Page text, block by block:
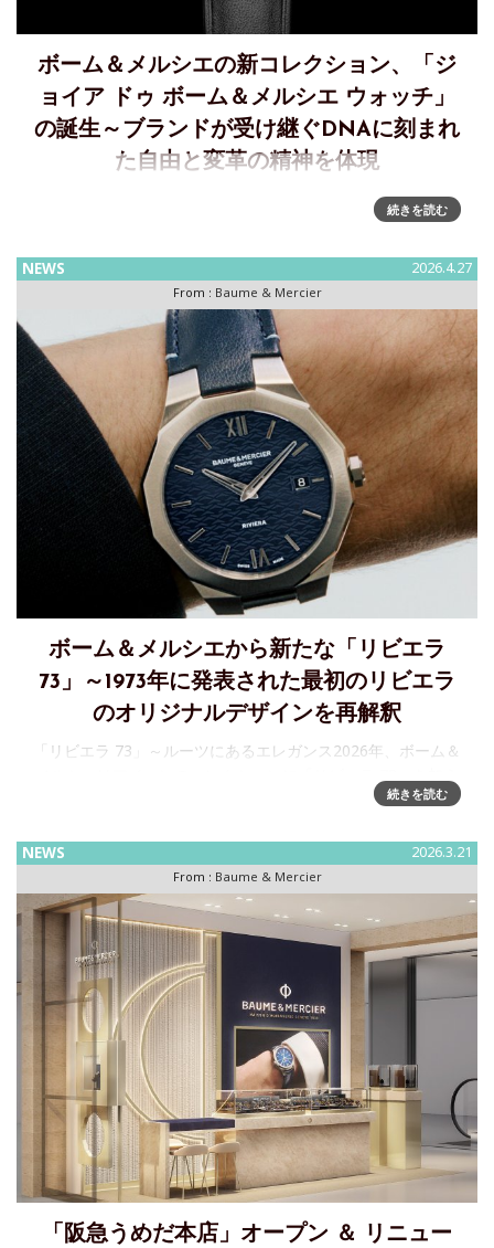
ボーム＆メルシエの新コレクション、「ジ
ョイア ドゥ ボーム＆メルシエ ウォッチ」
の誕生～ブランドが受け継ぐDNAに刻まれ
た自由と変革の精神を体現
新レディスコレクション、ジョイア ドゥ ボーム＆メルシエボ
ーム＆メルシエは自由でちょっぴり反骨精神もあるモダンな
シエを発表いたします。くつろぎの時からごく自然にエレガ
ンスの時
続きを読む
NEWS 2026.4.27
From : Baume & Mercier
ボーム＆メルシエから新たな「リビエラ
73」～1973年に発表された最初のリビエラ
のオリジナルデザインを再解釈
「リビエラ 73」～ルーツにあるエレガンス2026年、ボーム＆
ます。39mmの3つのクォーツ新モデルを揃えたこのシリーズ
続きを読む
NEWS 2026.3.21
From : Baume & Mercier
「阪急うめだ本店」オープン ＆ リニュー